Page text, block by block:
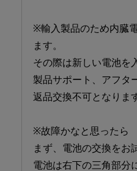
※輸入製品のため内臓
ます。
その際は新しい電池を
製品サポート、アフタ
返品交換不可となりま
※故障かなと思ったら
まず、電池の交換をお
電池は右下の三角部分